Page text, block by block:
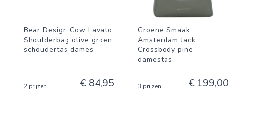
Bear Design Cow Lavato
Shoulderbag olive groen
schoudertas dames
2 prijzen € 84,95
Groene Smaak
Amsterdam Jack
Crossbody pine
damestas
3 prijzen € 199,00